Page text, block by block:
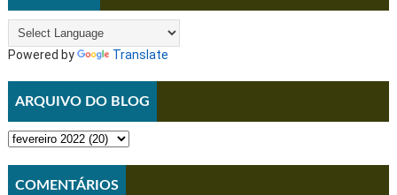
Powered by Translate
ARQUIVO DO BLOG
COMENTÁRIOS